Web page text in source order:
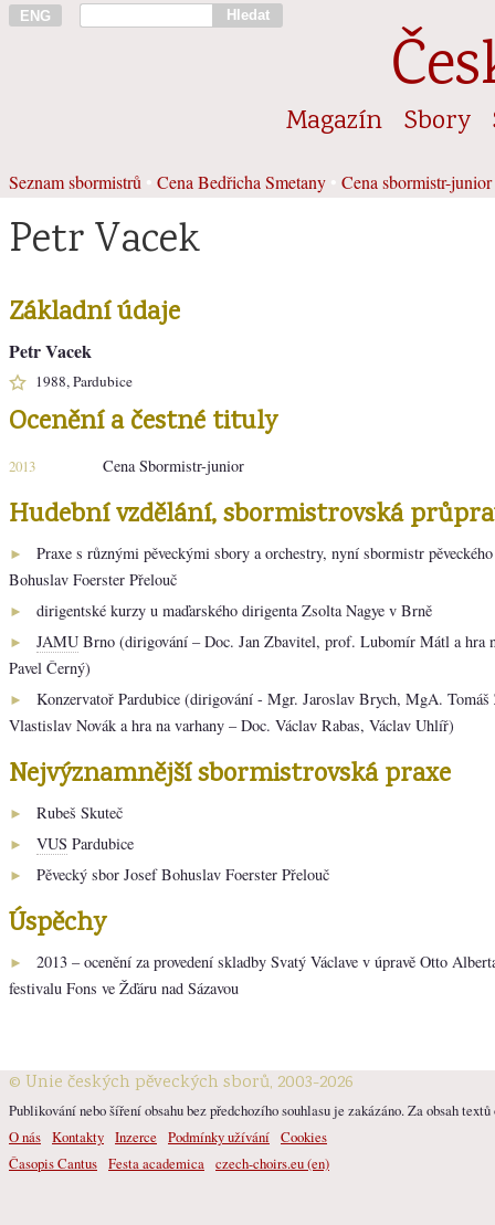
ENG Hledat
Magazín Sbory
Seznam sbormistrů Cena Bedřicha Smetany Cena sbormistr-junior
Petr Vacek
Základní údaje
Petr Vacek
1988, Pardubice
Ocenění a čestné tituly
2013 Cena Sbormistr-junior
Hudební vzdělání, sbormistrovská
►
Praxe s různými pěveckými sbory a orchestry, nyní sbormistr
Bohuslav Foerster Přelouč
► dirigentské kurzy u maďarského dirigenta Zsolta Nagye v Brně
► JAMU Brno (dirigování – Doc. Jan Zbavitel, prof. Lubomír Mátl a hra
Pavel Černý)
►
Konzervatoř Pardubice (dirigování - Mgr. Jaroslav Brych, MgA.
Vlastislav Novák a hra na varhany – Doc. Václav Rabas, Václav Uhlíř)
Nejvýznamnější sbormistrovská praxe
► Rubeš Skuteč
► VUS Pardubice
► Pěvecký sbor Josef Bohuslav Foerster Přelouč
Úspěchy
►
2013 – ocenění za provedení skladby Svatý Václave v úpravě Otto
festivalu Fons ve Žďáru nad Sázavou
© Unie českých pěveckých sborů, 2003-2026
Publikování nebo šíření obsahu bez předchozího souhlasu je zakázáno. Za obsah
O nás Kontakty Inzerce Podmínky užívání Cookies
Časopis Cantus Festa academica czech-choirs.eu (en)